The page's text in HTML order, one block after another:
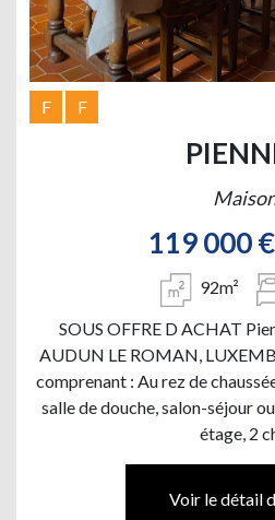
F F
119 000
92m²
SOUS OFFRE D ACHAT
AUDUN LE ROMAN,
comprenant : Au rez de
salle de douche, salon-séjour
étage, 2
Voir le détail